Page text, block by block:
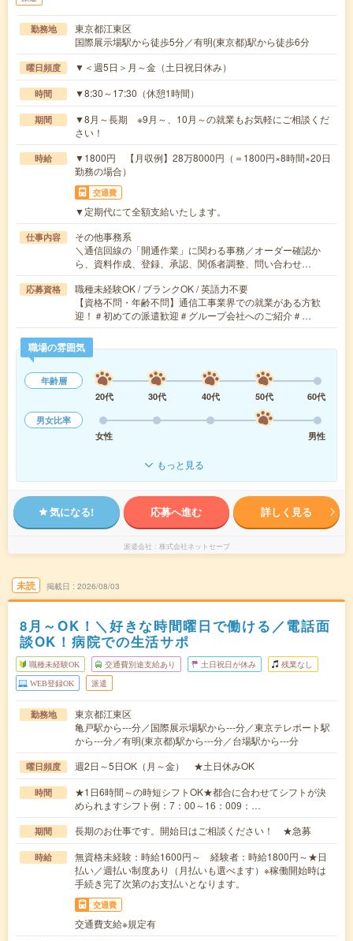
勤務地
東京都江東区
国際展示場駅から徒歩5分／有明(東京都)駅から徒歩6分
曜日頻度 ▼＜週5日＞月～金（土日祝日休み）
時間 ▼8:30～17:30（休憩1時間）
期間
▼8月～長期 ※9月～、10月～の就業もお気軽にご相談くだ
さい！
時給
▼1800円 【月収例】28万8000円（＝1800円×8時間×20日
勤務の場合）
交通費
▼定期代にて全額支給いたします。
仕事内容
その他事務系
＼通信回線の「開通作業」に関わる事務／オーダー確認か
ら、資料作成、登録、承認、関係者調整、問い合わせ…
応募資格
職種未経験OK / ブランクOK / 英語力不要
【資格不問・年齢不問】通信工事業界での就業がある方歓
迎！＃初めての派遣歓迎＃グループ会社へのご紹介＃…
職場の雰囲気
年齢層
20代
30代 40代 50代
60代
男女比率
女性
男性
もっと見る
気になる! 応募へ進む 詳しく見る
派遣会社 株式会社ネットセーブ
未読 掲載日 2026/08/03
8月～OK！＼好きな時間曜日で働ける／電話面
談OK！病院での生活サポ
職種未経験OK 交通費別途支給あり 土日祝日が休み 残業なし
WEB登録OK 派遣
勤務地
東京都江東区
亀戸駅から---分／国際展示場駅から---分／東京テレポート駅
から---分／有明(東京都)駅から---分／台場駅から---分
曜日頻度 週2日～5日OK（月～金） ★土日休みOK
時間
★1日6時間～の時短シフトOK★都合に合わせてシフトが決
められますシフト例：7：00～16：009：…
期間 長期のお仕事です。開始日はご相談ください！ ★急募
時給
無資格未経験：時給1600円～ 経験者：時給1800円～★日
払い／週払い制度あり（月払いも選べます）※稼働開始時は
手続き完了次第のお支払いとなります。
交通費
交通費支給※規定有